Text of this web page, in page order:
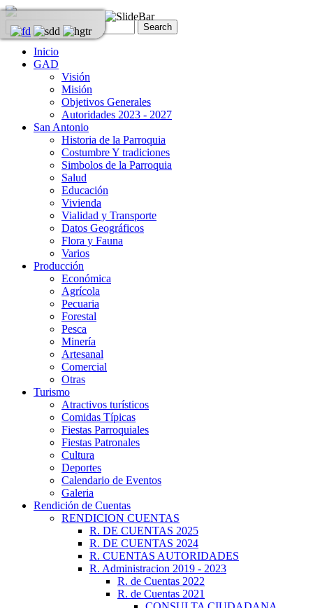
Inicio
GAD
Visión
Misión
Objetivos Generales
Autoridades 2023 - 2027
San Antonio
Historia de la Parroquia
Costumbre Y tradiciones
Simbolos de la Parroquia
Salud
Educación
Vivienda
Vialidad y Transporte
Datos Geográficos
Flora y Fauna
Varios
Producción
Económica
Agrícola
Pecuaria
Forestal
Pesca
Minería
Artesanal
Comercial
Otras
Turismo
Atractivos turísticos
Comidas Típicas
Fiestas Parroquiales
Fiestas Patronales
Cultura
Deportes
Calendario de Eventos
Galeria
Rendición de Cuentas
RENDICION CUENTAS
R. DE CUENTAS 2025
R. DE CUENTAS 2024
R. CUENTAS AUTORIDADES
R. Administracion 2019 - 2023
R. de Cuentas 2022
R. de Cuentas 2021